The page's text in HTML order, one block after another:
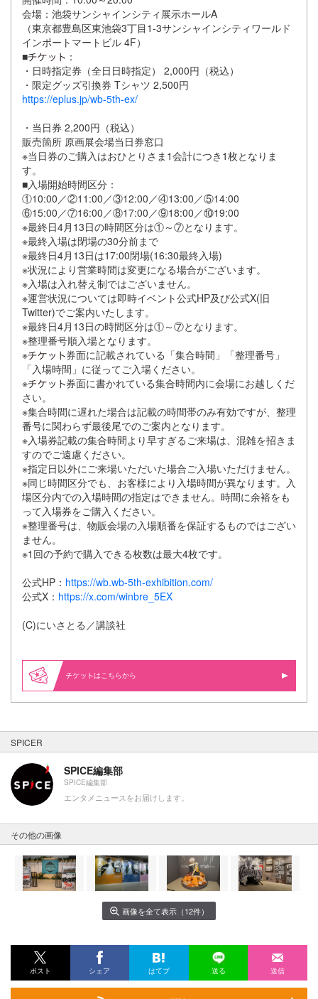
会場：池袋サンシャインシティ展示ホールA
（東京都豊島区東池袋3丁目1-3サンシャインシティワールド
インポートマートビル 4F）
■
：
・日時指定券（全日日時指定） 2,000円（税込）
・限定グッズ引換券 Tシャツ 2,500円
https://eplus.jp/wb-5th-ex/
・当日券 2,200円（税込）
販売箇所 原画展会場当日券窓口
※当日券のご購入はおひとりさま1会計につき1枚となりま
す。
■入場開始時間区分：
①10:00／②11:00／③12:00／④13:00／⑤14:00
⑥15:00／⑦16:00／⑧17:00／⑨18:00／⑩19:00
※最終日4月13日の時間区分は①～⑦となります。
※最終入場は閉場の30分前まで
※最終日4月13日は17:00閉場(16:30最終入場)
※状況により営業時間は変更になる場合がございます。
※入場は入れ替え制ではございません。
※運営状況については即時イベント公式HP及び公式X(旧
Twitter)でご案内いたします。
※最終日4月13日の時間区分は①～⑦となります。
※整理番号順入場となります。
※
券面に記載されている「集合時間」「整理番号」
「入場時間」に従ってご入場ください。
※
券面に書かれている集合時間内に会場にお越しくだ
さい。
※集合時間に遅れた場合は記載の時間帯のみ有効ですが、整理
番号に関わらず最後尾でのご案内となります。
※入場券記載の集合時間より早すぎるご来場は、混雑を招きま
すのでご遠慮ください。
※指定日以外にご来場いただいた場合ご入場いただけません。
※同じ時間区分でも、お客様により入場時間が異なります。入
場区分内での入場時間の指定はできません。時間に余裕をも
って入場券をご購入ください。
※整理番号は、物販会場の入場順番を保証するものではござい
ません。
※1回の予約で購入できる枚数は最大4枚です。
公式HP： https://wb.wb-5th-exhibition.com/
公式X： https://x.com/winbre_5EX
(C)にいさとる／講談社
はこちらから
SPICER
SPICE編集部
SPICE編集部
エンタメニュースをお届けします。
その他の画像
画像を全て表示（12件）
ポスト シェア はてブ 送る 送信